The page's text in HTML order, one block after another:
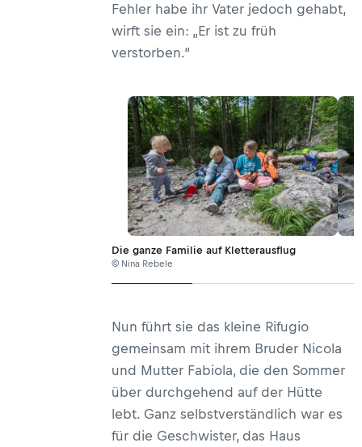
Fehler habe ihr Vater jedoch gehabt,
wirft sie ein: „Er ist zu früh
verstorben.“
Die ganze Familie auf Kletterausflug
© Nina Rebele
Nun führt sie das kleine Rifugio
gemeinsam mit ihrem Bruder Nicola
und Mutter Fabiola, die den Sommer
über durchgehend auf der Hütte
lebt. Ganz selbstverständlich war es
für die Geschwister, das Haus